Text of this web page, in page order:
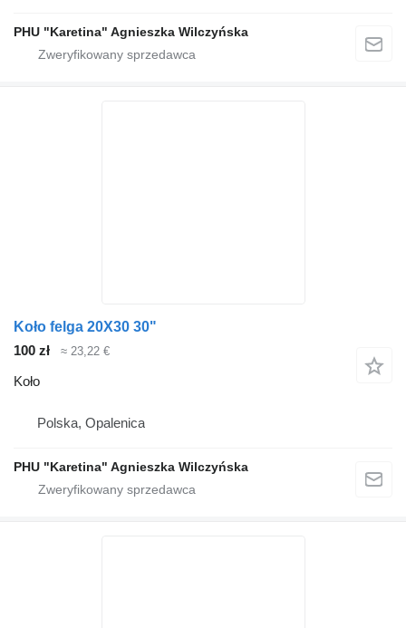
PHU "Karetina" Agnieszka Wilczyńska
Koło felga 20X30 30"
100 zł
≈ 23,22 €
Koło
Polska, Opalenica
PHU "Karetina" Agnieszka Wilczyńska